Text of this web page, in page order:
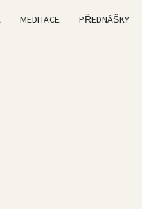
MEDITACE PŘEDNÁŠKY